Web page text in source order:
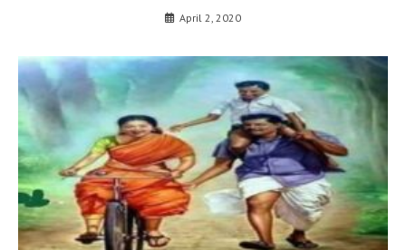
April 2, 2020